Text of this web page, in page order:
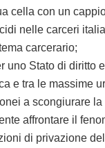
cella con un
carceri
carcerario;
Stato di diritto
e tra le massime
a scongiurare la
affrontare il
di privazione